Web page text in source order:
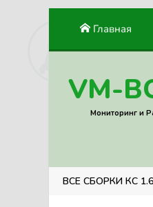
Главная
VM-
Мониторинг и
ВСЕ СБОРКИ КС 1.6